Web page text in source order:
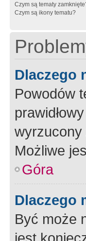
Czym są tematy
Czym są ikony tematu?
Dlaczego
Powodów
wyrzucony
Możliwe
Góra
Dlaczego
Być może